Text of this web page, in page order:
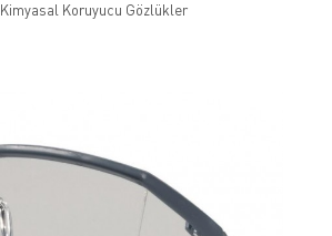
Kimyasal Koruyucu Gözlükler